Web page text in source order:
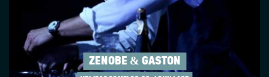
ZÉNOBE & GASTON